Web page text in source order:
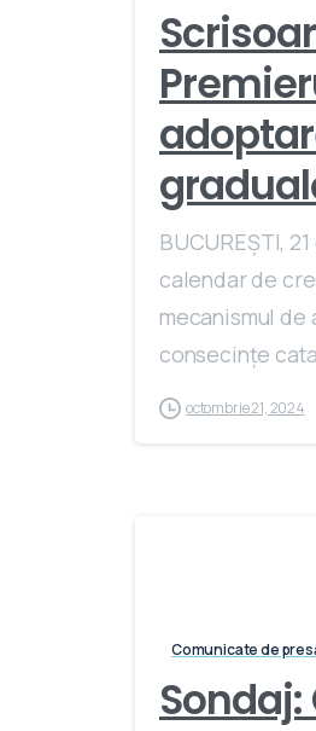
BUCUREŞTI,
calendar de
mecanismul
consecințe
octombrie 21, 2024
Comunicate de